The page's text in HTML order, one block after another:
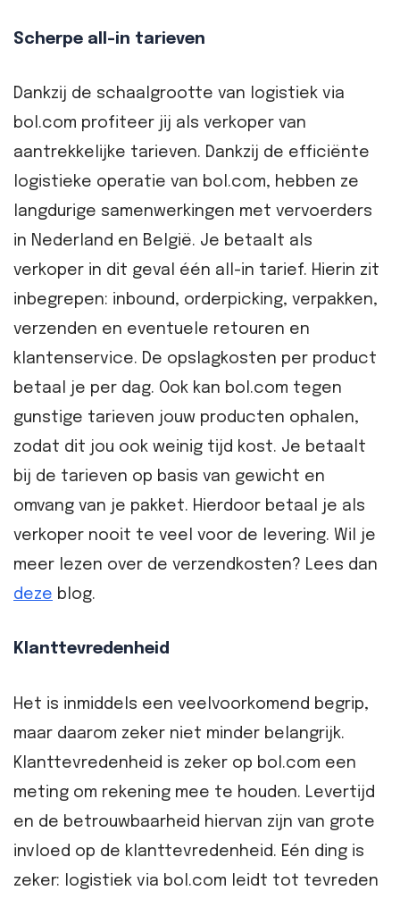
Scherpe all-in tarieven
Dankzij de schaalgrootte van logistiek via
bol.com profiteer jij als verkoper van
aantrekkelijke tarieven. Dankzij de efficiënte
logistieke operatie van bol.com, hebben ze
langdurige samenwerkingen met vervoerders
in Nederland en België. Je betaalt als
verkoper in dit geval één all-in tarief. Hierin zit
inbegrepen: inbound, orderpicking, verpakken,
verzenden en eventuele retouren en
klantenservice. De opslagkosten per product
betaal je per dag. Ook kan bol.com tegen
gunstige tarieven jouw producten ophalen,
zodat dit jou ook weinig tijd kost. Je betaalt
bij de tarieven op basis van gewicht en
omvang van je pakket. Hierdoor betaal je als
verkoper nooit te veel voor de levering. Wil je
meer lezen over de verzendkosten? Lees dan
deze blog.
Klanttevredenheid
Het is inmiddels een veelvoorkomend begrip,
maar daarom zeker niet minder belangrijk.
Klanttevredenheid is zeker op bol.com een
meting om rekening mee te houden. Levertijd
en de betrouwbaarheid hiervan zijn van grote
invloed op de klanttevredenheid. Eén ding is
zeker: logistiek via bol.com leidt tot tevreden